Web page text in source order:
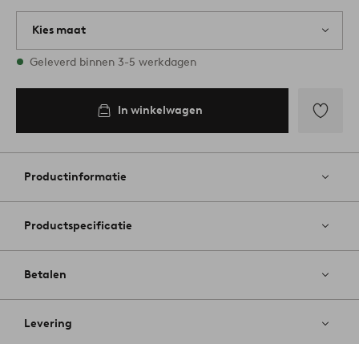
Kies maat
1 maten op voorraad
Geleverd binnen 3-5 werkdagen
In winkelwagen
aan
Productinformatie
Productspecificatie
Betalen
Levering